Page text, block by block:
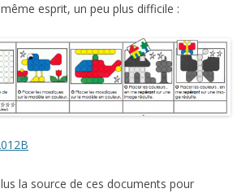
esprit, un peu plus difficile :
la source de ces documents pour